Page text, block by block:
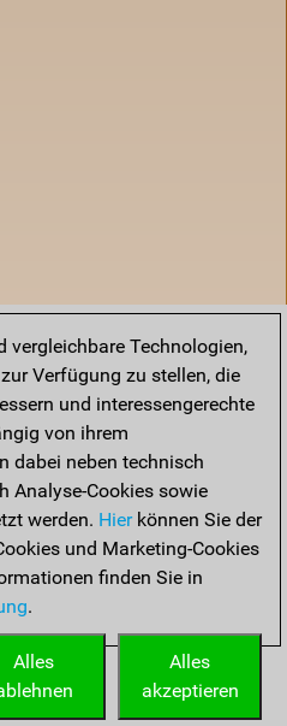
vergleichbare Technologien,
Verfügung zu stellen, die
und interessengerechte
von ihrem
dabei neben technisch
Analyse-Cookies sowie
werden. Hierkönnen Sie der
und Marketing-Cookies
finden Sie in
.
Alles
akzeptieren
Alles